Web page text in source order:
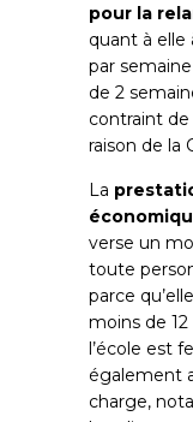
pour la
quant à
par
de 2
contraint de
raison de la
La
verse un
toute
parce
moins de
l’école est
également
charge,